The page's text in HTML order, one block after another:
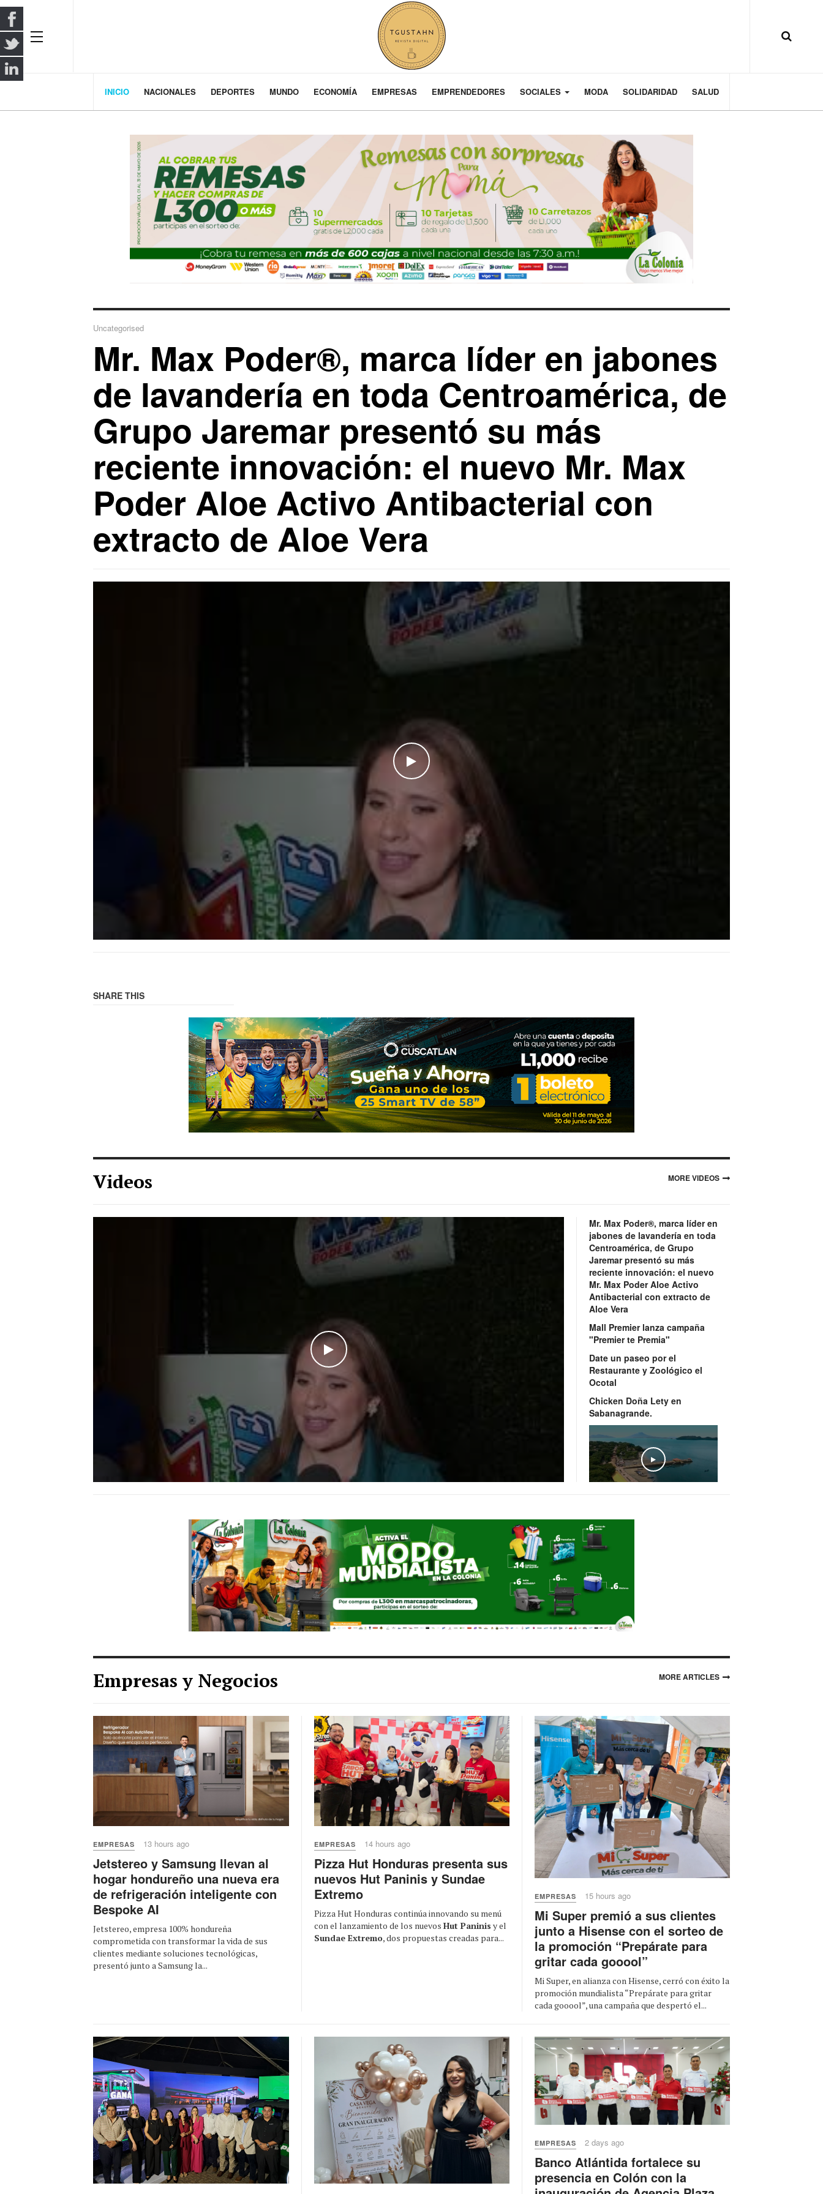
INICIO NACIONALES DEPORTES MUNDO ECONOMÍA EMPRESAS EMPRENDEDORES SOCIALES MODA SOLIDARIDAD SALUD
Uncategorised
Mr. Max Poder®, marca líder en jabones
de lavandería en toda Centroamérica, de
Grupo Jaremar presentó su más
reciente innovación: el nuevo Mr. Max
Poder Aloe Activo Antibacterial con
extracto de Aloe Vera
WATCH THE VIDEO
SHARE THIS
Videos MORE VIDEOS
WATCH THE VIDEO
Mr. Max Poder®, marca líder en
jabones de lavandería en toda
Centroamérica, de Grupo
Jaremar presentó su más
reciente innovación: el nuevo
Mr. Max Poder Aloe Activo
Antibacterial con extracto de
Aloe Vera
Mall Premier lanza campaña
"Premier te Premia"
Date un paseo por el
Restaurante y Zoológico el
Ocotal
Chicken Doña Lety en
Sabanagrande.
estrellas
La Reina
President Obama Holds a
Cabinet Meeting
JoomlArt - Professional
Design for Joomla 2.5 & 3.0,
Magento 1.7 & Drupal 7
Empresas y Negocios MORE ARTICLES
EMPRESAS 13 hours ago
Jetstereo y Samsung llevan al
hogar hondureño una nueva era
de refrigeración inteligente con
Bespoke AI
Jetstereo, empresa 100% hondureña
comprometida con transformar la vida de sus
clientes mediante soluciones tecnológicas,
presentó junto a Samsung la...
EMPRESAS 14 hours ago
Pizza Hut Honduras presenta sus
nuevos Hut Paninis y Sundae
Extremo
Pizza Hut Honduras continúa innovando su menú
con el lanzamiento de los nuevos Hut Paninis y el
Sundae Extremo, dos propuestas creadas para...
EMPRESAS 15 hours ago
Mi Super premió a sus clientes
junto a Hisense con el sorteo de
la promoción “Prepárate para
gritar cada gooool”
Mi Super, en alianza con Hisense, cerró con éxito la
promoción mundialista “Prepárate para gritar
cada gooool”, una campaña que despertó el...
EMPRESAS 2 days ago
Banco Atlántida fortalece su
presencia en Colón con la